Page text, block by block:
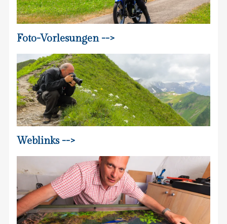
Foto-Vorlesungen -->
Weblinks -->